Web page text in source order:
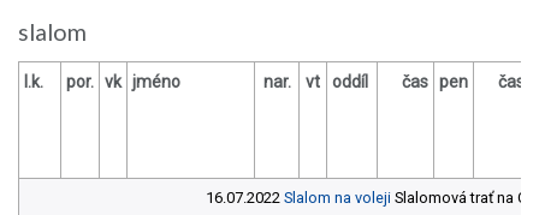
slalom
l.k. por. vk jméno nar. vt oddíl čas pen čas
16.07.2022 Slalom na volejiSlalomová trať na